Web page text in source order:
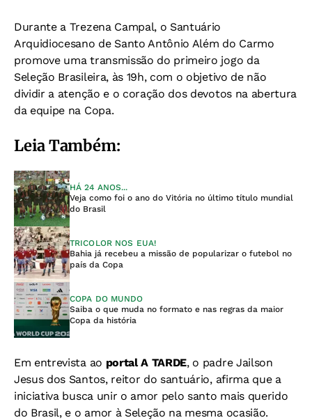
Durante a Trezena Campal, o Santuário
Arquidiocesano de Santo Antônio Além do Carmo
promove uma transmissão do primeiro jogo da
Seleção Brasileira, às 19h, com o objetivo de não
dividir a atenção e o coração dos devotos na abertura
da equipe na Copa.
Leia Também:
HÁ 24 ANOS...
Veja como foi o ano do Vitória no último título mundial
do Brasil
TRICOLOR NOS EUA!
Bahia já recebeu a missão de popularizar o futebol no
país da Copa
COPA DO MUNDO
Saiba o que muda no formato e nas regras da maior
Copa da história
Em entrevista ao portal A TARDE, o padre Jailson
Jesus dos Santos, reitor do santuário, afirma que a
iniciativa busca unir o amor pelo santo mais querido
do Brasil, e o amor à Seleção na mesma ocasião.